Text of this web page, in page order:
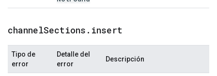
channelSections . insert
Tipo de
error
Detalle del
error
Descripción